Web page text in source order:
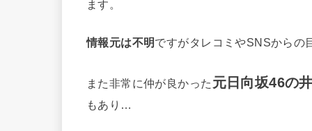
ます。
情報元は不明ですがタレコミやSNSからの
また非常に仲が良かった 元日向坂46の
もあり…